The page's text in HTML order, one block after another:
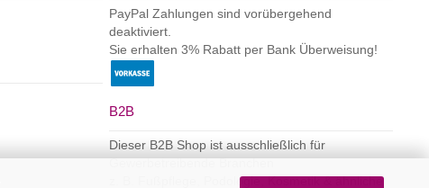
PayPal Zahlungen sind vorübergehend
deaktiviert.
Sie erhalten 3% Rabatt per Bank Überweisung!
B2B
Dieser B2B Shop ist ausschließlich für
Gewerbetreibende Branchen
z. B. Fußpflege, Podologie, Kosmetik & ähnliche